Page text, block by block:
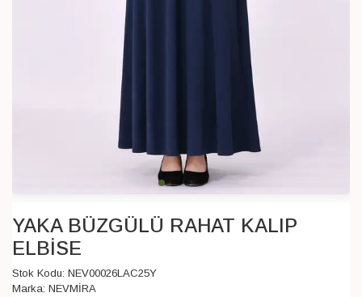
YAKA BÜZGÜLÜ RAHAT KALIP
ELBİSE
Stok Kodu: NEV00026LAC25Y
Marka: NEVMİRA